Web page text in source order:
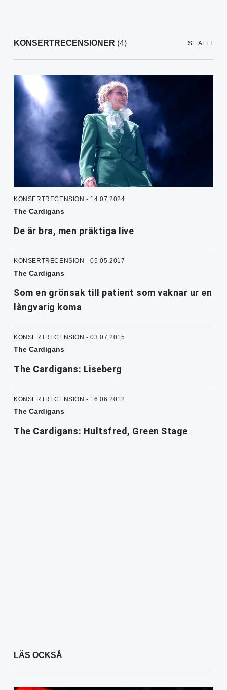
KONSERTRECENSIONER (4) SE ALLT
KONSERTRECENSION - 14.07.2024
The Cardigans
De är bra, men präktiga live
KONSERTRECENSION - 05.05.2017
The Cardigans
Som en grönsak till patient som vaknar ur en
långvarig koma
KONSERTRECENSION - 03.07.2015
The Cardigans
The Cardigans: Liseberg
KONSERTRECENSION - 16.06.2012
The Cardigans
The Cardigans: Hultsfred, Green Stage
LÄS OCKSÅ